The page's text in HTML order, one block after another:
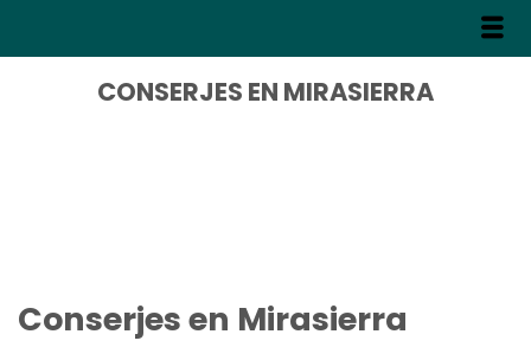
CONSERJES EN MIRASIERRA
Conserjes en Mirasierra